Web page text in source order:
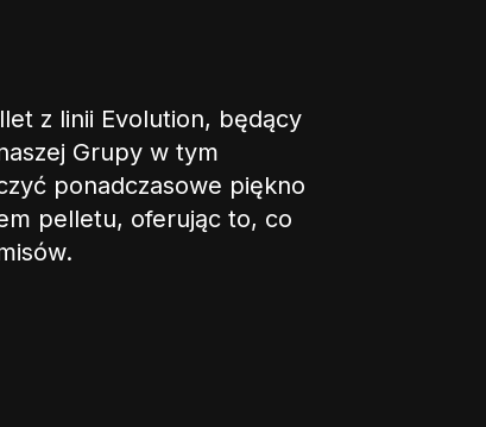
z linii Evolution, będący
Grupy w tym
ponadczasowe piękno
pelletu, oferując to, co